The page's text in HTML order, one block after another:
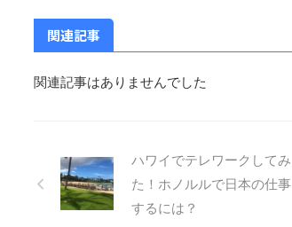
関連記事
関連記事はありませんでした
ハワイでテレワークしてみ
た！ホノルルで日本の仕事
するには？